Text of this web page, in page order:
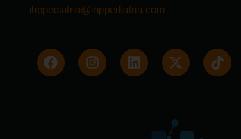
ihppediatria@ihppediatria.com